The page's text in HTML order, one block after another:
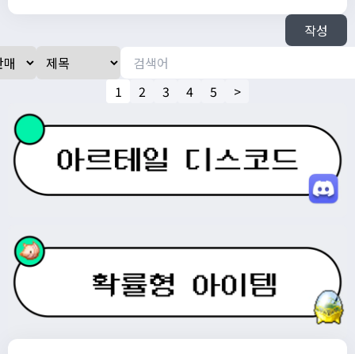
작성
1 2 3 4 5 >